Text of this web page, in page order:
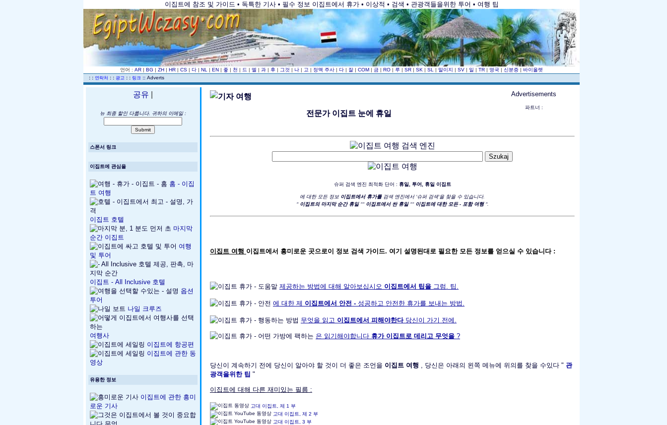
이집트에 참조 및 가이드 • 독특한 기사 • 필수 정보 이집트에서 휴가 • 이상적 • 검색 • 관광객들을위한 투어 • 여행 팁
언어 : AR | BG | ZH | HR | CS | 다 | NL | EN | 좋 | 천 | 드 | 엘 | 과 | 후 | 그것 | 나 | 고 | 정맥 주사 | 다 | 잘 | COM | 금 | RO | 루 | SR | SK | SL | 말이지 | SV | 일 | TR | 영국 | 신분증 | 바이올렛
: : 연락처 : : 광고 : : 링크 :: Adverts
공유
뉴 최종 할인 다룹니다. 귀하의 이메일 :
스폰서 링크
이집트에 관심을
홈 - 이집
트 여행
이집트 호텔
마지막
순간 이집트
여행
및 투어
이집트 - All Inclusive 호텔
옵션
투어
나일 크루즈
여행사
이집트에 항공편
이집트에 관한 동
영상
유용한 정보
이집트에 관한 흥미
로운 기사
Advertisements
파트너 :
전문가 이집트 눈에 휴일
슈퍼 검색 엔진 최적화 단어 : 휴일, 투어, 휴일 이집트
에 대한 모든 정보 이집트에서 휴가를 검색 엔진에서 '슈퍼 검색'을 찾을 수 있습니다.
" 이집트의 마지막 순간 휴일 "" 이집트에서 싼 휴일 "" 이집트에 대한 모든 - 포함 여행 ".
이집트 여행 이집트에서 흥미로운 곳으로이 정보 검색 가이드. 여기 설명된대로 필요한 모든 정보를 얻으실 수 있습니다 :
제공하는 방법에 대해 알아보십시오 이집트에서 팁을 그럼. 팁.
에 대한 제 이집트에서 안전 - 성공하고 안전한 휴가를 보내는 방법.
무엇을 읽고 이집트에서 피해야한다 당신이 가기 전에.
은 읽기해야합니다 휴가 이집트로 데리고 무엇을 ?
당신이 계속하기 전에 당신이 알아야 할 것이 더 좋은 조언을 이집트 여행 , 당신은 아래의 왼쪽 메뉴에 위의를 찾을 수있다 " 관
광객을위한 팁 "
이집트에 대해 다른 재미있는 필름 :
고대 이집트, 제 1 부
고대 이집트, 제 2 부
고대 이집트, 3 부